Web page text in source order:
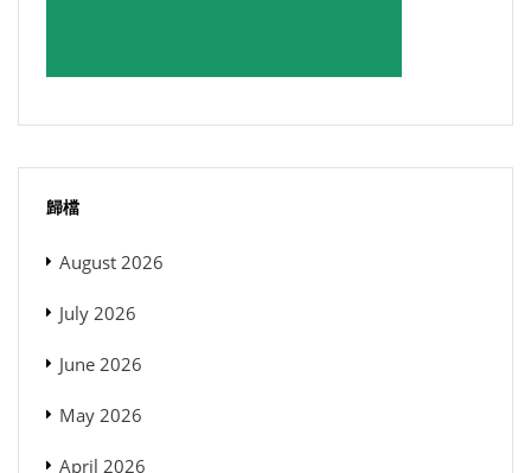
歸檔
August 2026
July 2026
June 2026
May 2026
April 2026